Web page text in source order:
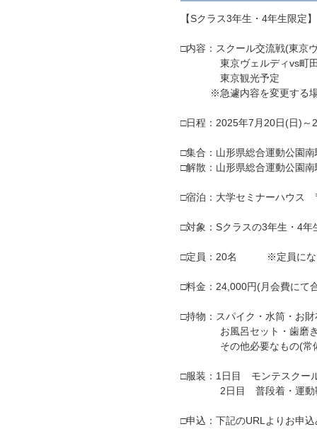
【Sクラス3年生・4年生限定
□内容：スクール交流戦(東京
東京ヴェルディvs町田
東京観光予定
※急遽内容を変更する場合
□日程：2025年7月20日(日)
□集合：山形県総合運動公園
□解散：山形県総合運動公園
□宿泊：大学セミナーハウス
□対象：Sクラスの3年生・4年
□定員：20名 ※定員にな
□料金：24,000円(月会費に
□持物：スパイク・水筒・お
お風呂セット・歯磨きセ
その他必要なもの(常備
□服装：1日目 モンテスクー
2日目 普段着・運動靴
□申込：下記のURLよりお申